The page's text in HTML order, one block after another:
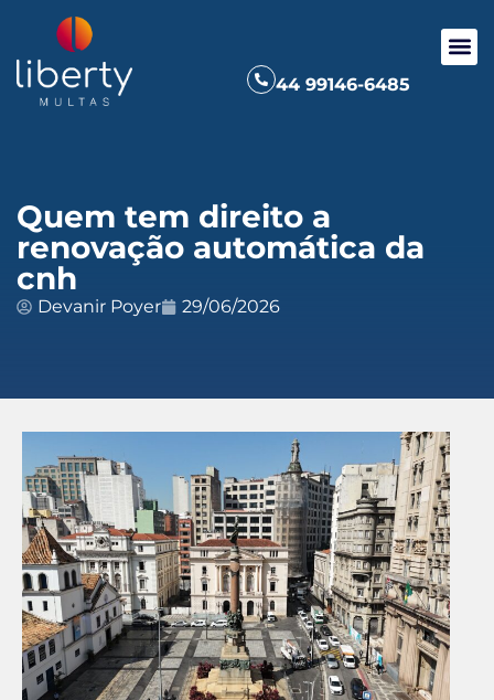
44 99146-6485
Quem tem direito a
renovação automática da
cnh
Devanir Poyer 29/06/2026